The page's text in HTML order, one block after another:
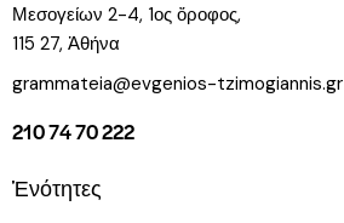
Μεσογείων 2-4, 1ος ὄροφος,
115 27, Ἀθήνα
grammateia@evgenios-tzimogiannis.gr
210 74 70 222
Ἑνότητες